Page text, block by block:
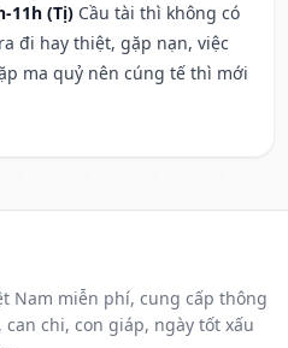
11h (Tị) Cầu tài thì không có
đi hay thiệt, gặp nạn, việc
ma quỷ nên cúng tế thì mới
Nam miễn phí, cung cấp thông
chi, con giáp, ngày tốt xấu